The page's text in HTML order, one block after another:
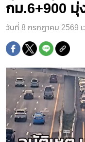
กม.6+900 มุ่
วันที่ 8 กรกฎาคม 2569 เ